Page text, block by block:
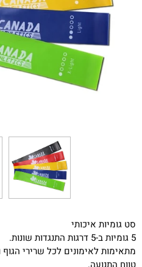
סט גומיות איכותי
5 גומיות ב-5 דרגות התנגדות שונות.
מתאימות לאימונים לכל שרירי הגוף